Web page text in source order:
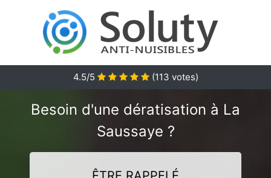
4.5/5 (113 votes)
Besoin d'une dératisation à La
Saussaye ?